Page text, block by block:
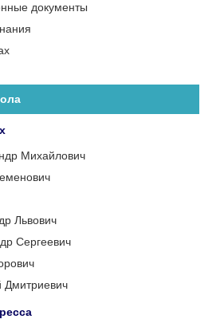
документы
Михайлович
Львович
Сергеевич
Дмитриевич